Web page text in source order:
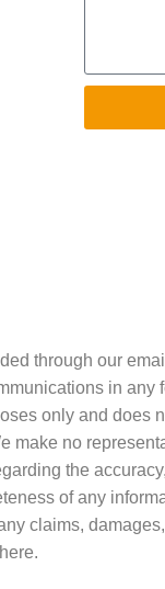
through our
in any
only and does
make no
the
of any
claims,